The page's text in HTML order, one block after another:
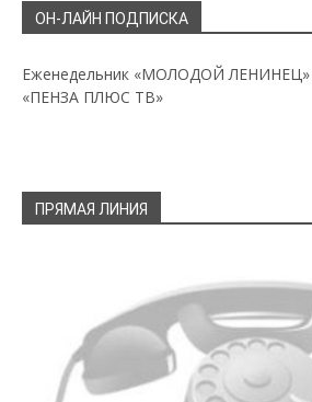
ОН-ЛАЙН ПОДПИСКА
Еженедельник «МОЛОДОЙ ЛЕНИНЕЦ»
«ПЕНЗА ПЛЮС ТВ»
ПРЯМАЯ ЛИНИЯ